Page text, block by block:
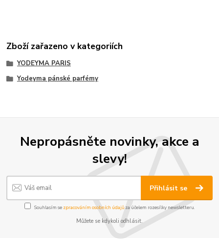
Zboží zařazeno v kategoriích
YODEYMA PARIS
Yodeyma pánské parfémy
Nepropásněte novinky, akce a
slevy!
Přihlásit se
Souhlasím se zpracováním osobních údajůza účelem rozesílky newsletteru.
Můžete se kdykoli odhlásit.